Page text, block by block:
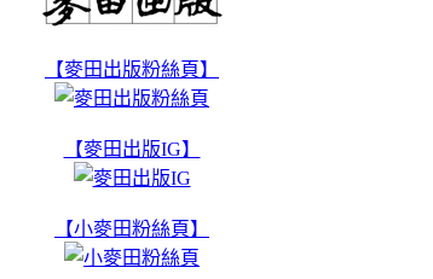
【麥田出版粉絲頁】
【麥田出版IG】
【小麥田粉絲頁】